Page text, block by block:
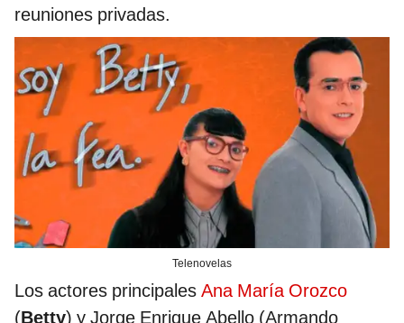
reuniones privadas.
Telenovelas
Los actores principales Ana María Orozco
(Betty) y Jorge Enrique Abello (Armando